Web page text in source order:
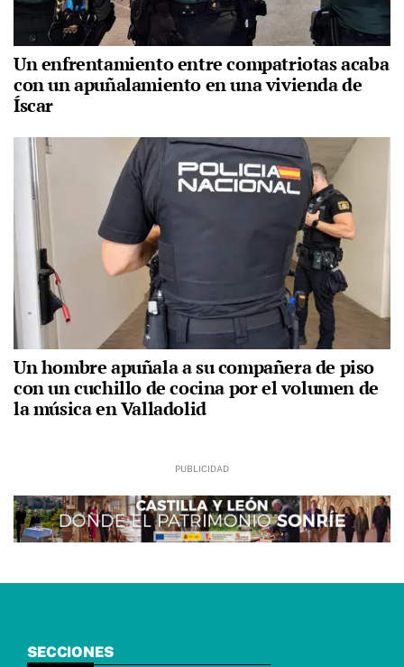
Un enfrentamiento entre compatriotas acaba
con un apuñalamiento en una vivienda de
Íscar
Un hombre apuñala a su compañera de piso
con un cuchillo de cocina por el volumen de
la música en Valladolid
SECCIONES